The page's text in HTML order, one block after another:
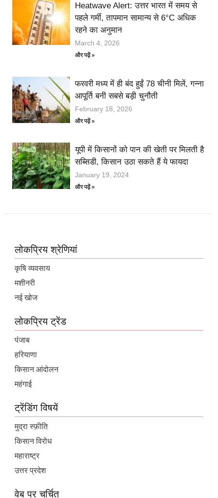
Heatwave Alert: उत्तर भारत में समय से
पहले गर्मी, तापमान सामान्य से 6°C अधिक
रहने का अनुमान
March 4, 2026
और पढ़ें »
फरवरी मध्य में ही बंद हुईं 78 चीनी मिलें, गन्ना
आपूर्ति बनी सबसे बड़ी चुनौती
February 18, 2026
और पढ़ें »
यूपी में किसानों को पान की खेती पर मिलती है
सब्सिडी, किसान उठा सकते हैं ये फायदा
January 19, 2024
और पढ़ें »
लोकप्रिय श्रेणियां
कृषि व्यवसाय
मशीनरी
नई खोज
लोकप्रिय ट्रेंड
पंजाब
हरियाणा
किसान आंदोलन
महंगाई
ट्रेंडिंग विषयें
मुद्रा स्फ़ीति
किसान विरोध
महाराष्ट्र
उत्तर प्रदेश
वेब पर चर्चित